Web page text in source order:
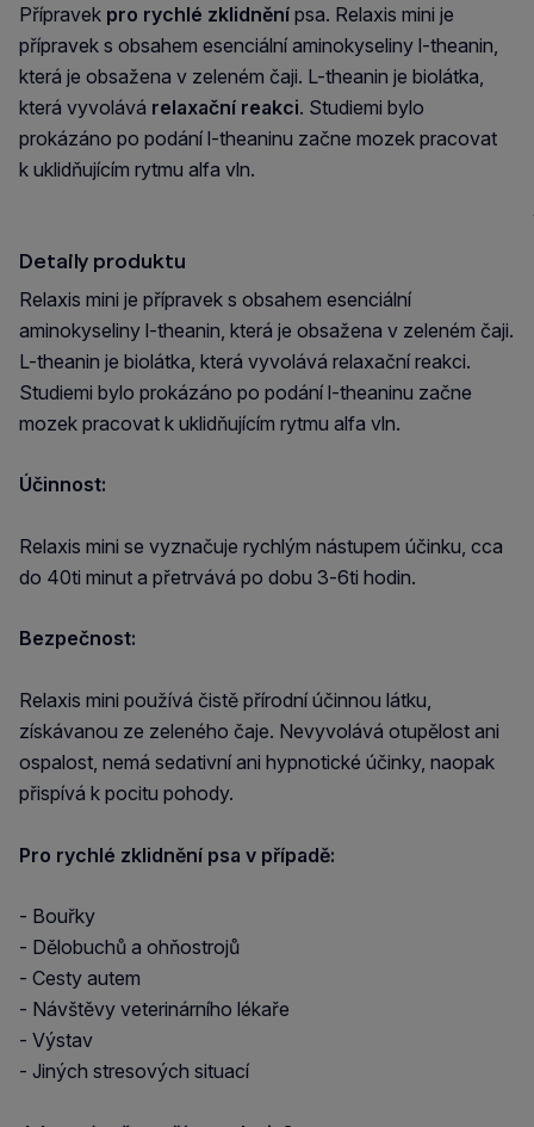
Přípravek pro rychlé zklidnění psa. Relaxis mini je
přípravek s obsahem esenciální aminokyseliny l-theanin,
která je obsažena v zeleném čaji. L-theanin je biolátka,
která vyvolává relaxační reakci. Studiemi bylo
prokázáno po podání l-theaninu začne mozek pracovat
k uklidňujícím rytmu alfa vln.
Detaily produktu
Relaxis mini je přípravek s obsahem esenciální
aminokyseliny l-theanin, která je obsažena v zeleném čaji.
L-theanin je biolátka, která vyvolává relaxační reakci.
Studiemi bylo prokázáno po podání l-theaninu začne
mozek pracovat k uklidňujícím rytmu alfa vln.
Účinnost:
Relaxis mini se vyznačuje rychlým nástupem účinku, cca
do 40ti minut a přetrvává po dobu 3-6ti hodin.
Bezpečnost:
Relaxis mini používá čistě přírodní účinnou látku,
získávanou ze zeleného čaje. Nevyvolává otupělost ani
ospalost, nemá sedativní ani hypnotické účinky, naopak
přispívá k pocitu pohody.
Pro rychlé zklidnění psa v případě:
- Bouřky
- Dělobuchů a ohňostrojů
- Cesty autem
- Návštěvy veterinárního lékaře
- Výstav
- Jiných stresových situací